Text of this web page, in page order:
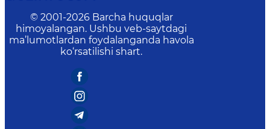
© 2001-2026 Barcha huquqlar
himoyalangan. Ushbu veb-saytdagi
ma’lumotlardan foydalanganda havola
ko‘rsatilishi shart.